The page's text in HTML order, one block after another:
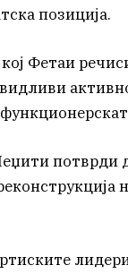
позиција.
Фетаи
потврди